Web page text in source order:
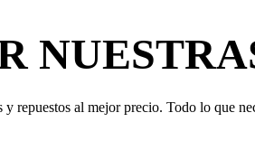
repuestos al mejor precio. Todo lo que